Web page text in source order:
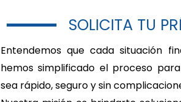
SOLICITA TU
Entendemos que cada situación
hemos simplificado el proceso
sea rápido, seguro y sin